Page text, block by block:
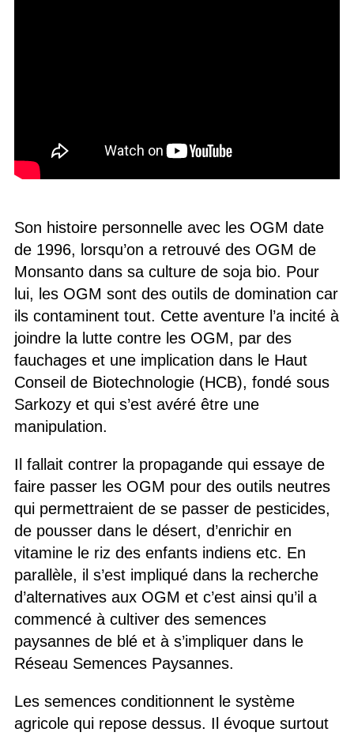
Son histoire personnelle avec les OGM date
de 1996, lorsqu’on a retrouvé des OGM de
Monsanto dans sa culture de soja bio. Pour
lui, les OGM sont des outils de domination car
ils contaminent tout. Cette aventure l’a incité à
joindre la lutte contre les OGM, par des
fauchages et une implication dans le Haut
Conseil de Biotechnologie (HCB), fondé sous
Sarkozy et qui s’est avéré être une
manipulation.
Il fallait contrer la propagande qui essaye de
faire passer les OGM pour des outils neutres
qui permettraient de se passer de pesticides,
de pousser dans le désert, d’enrichir en
vitamine le riz des enfants indiens etc. En
parallèle, il s’est impliqué dans la recherche
d’alternatives aux OGM et c’est ainsi qu’il a
commencé à cultiver des semences
paysannes de blé et à s’impliquer dans le
Réseau Semences Paysannes.
Les semences conditionnent le système
agricole qui repose dessus. Il évoque surtout